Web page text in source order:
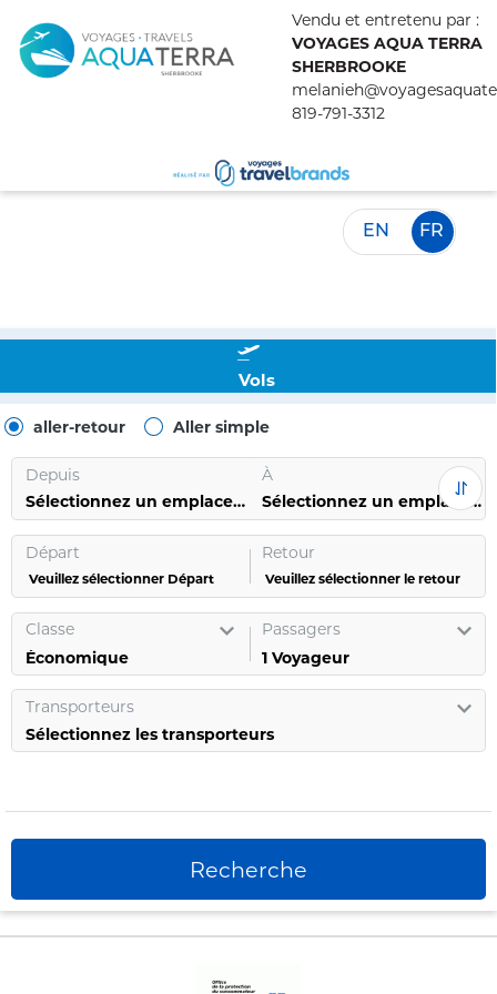
Vendu et entretenu par :
VOYAGES AQUA TERRA
SHERBROOKE
819-791-3312
EN FR
Vols
aller-retour Aller simple
Depuis
Sélectionnez un emplacement
À
Sélectionnez un emplacement
Départ
Veuillez sélectionner Départ
Retour
Veuillez sélectionner le retour
Classe
Passagers
1 Voyageur
Transporteurs
Sélectionnez les transporteurs
Recherche